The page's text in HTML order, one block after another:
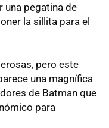
una pegatina de
la sillita para el
pero este
una magnífica
de Batman que
para